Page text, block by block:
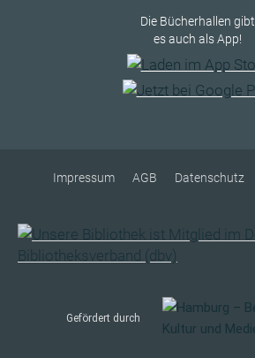
Die Bücherhallen gibt
es auch als App!
Impressum AGB Datenschutz
Gefördert durch